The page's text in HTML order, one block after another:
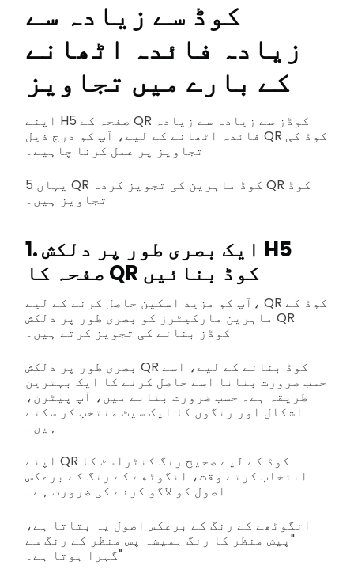
کوڈ سے زیادہ سے
زیادہ فائدہ اٹھانے
کے بارے میں تجاویز
اپنے H5 صفحہ کے QR کوڈز سے زیادہ سے زیادہ
فائدہ اٹھانے کے لیے، آپ کو درج ذیل QR کوڈ کی
تجاویز پر عمل کرنا چاہیے۔
یہاں 5 QR کوڈ ماہرین کی تجویز کردہ QR کوڈ
تجاویز ہیں۔
1. ایک بصری طور پر دلکش H5
صفحہ کا QR کوڈ بنائیں
آپ کو مزید اسکین حاصل کرنے کے لیے، QR کوڈ کے
ماہرین مارکیٹرز کو بصری طور پر دلکش QR
کوڈز بنانے کی تجویز کرتے ہیں۔
بصری طور پر دلکش QR کوڈ بنانے کے لیے، اسے
حسب ضرورت بنانا اسے حاصل کرنے کا ایک بہترین
طریقہ ہے۔ حسب ضرورت بنانے میں، آپ پیٹرن،
اشکال اور رنگوں کا ایک سیٹ منتخب کر سکتے
ہیں۔
اپنے QR کوڈ کے لیے صحیح رنگ کنٹراسٹ کا
انتخاب کرتے وقت، انگوٹھے کے رنگ کے برعکس
اصول کو لاگو کرنے کی ضرورت ہے۔
انگوٹھے کے رنگ کے برعکس اصول یہ بتاتا ہے،
"پیش منظر کا رنگ ہمیشہ پس منظر کے رنگ سے
گہرا ہوتا ہے۔"